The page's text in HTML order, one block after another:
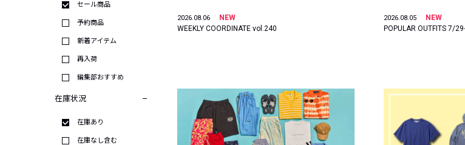
セール商品
予約商品
新着アイテム
再入荷
編集部おすすめ
在庫状況
在庫あり
在庫なし含む
2026.08.06
NEW
WEEKLY COORDINATE vol.240
2026.08.05
NEW
POPULAR OUTFITS 7/